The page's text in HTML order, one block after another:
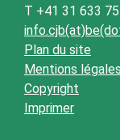
T +41 31 633
Plan du site
Mentions légales
Copyright
Imprimer